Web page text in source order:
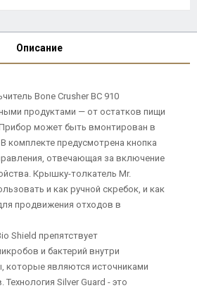
Описание
Bone Crusher BC 910
продуктами — от остатков пищи
может быть вмонтирован в
комплекте предусмотрена кнопка
отвечающая за включение
Крышку-толкатель Мr.
и как ручной скребок, и как
продвижения отходов в
Shield препятствует
и бактерий внутри
которые являются источниками
Технология Silver Guard - это